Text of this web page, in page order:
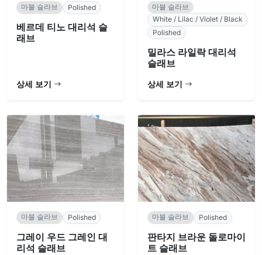
마블 슬라브 Polished
베르데 티노 대리석 슬
래브
상세 보기
마블 슬라브
White / Lilac / Violet / Black
Polished
밀라스 라일락 대리석
슬래브
상세 보기
마블 슬라브 Polished
그레이 우드 그레인 대
리석 슬래브
마블 슬라브 Polished
판타지 브라운 돌로마이
트 슬래브